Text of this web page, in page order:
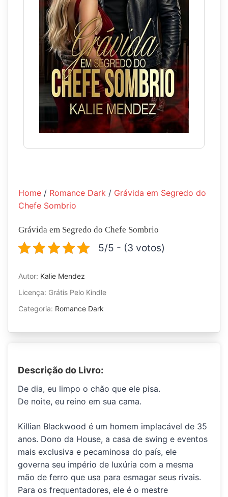
Home / Romance Dark / Grávida em Segredo do
Chefe Sombrio
Grávida em Segredo do Chefe Sombrio
5/5 - (3 votos)
Autor: Kalie Mendez
Licença: Grátis Pelo Kindle
Categoria: Romance Dark
Descrição do Livro:
De dia, eu limpo o chão que ele pisa.
De noite, eu reino em sua cama.
Killian Blackwood é um homem implacável de 35
anos. Dono da House, a casa de swing e eventos
mais exclusiva e pecaminosa do país, ele
governa seu império de luxúria com a mesma
mão de ferro que usa para esmagar seus rivais.
Para os frequentadores, ele é o mestre